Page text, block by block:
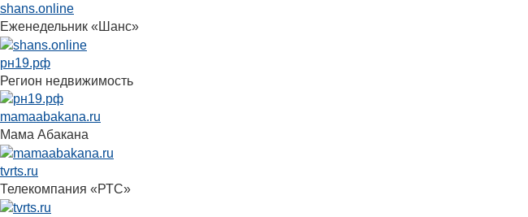
shans.online
Еженедельник «Шанс»
рн19.рф
Регион недвижимость
mamaabakana.ru
Мама Абакана
tvrts.ru
Телекомпания «РТС»